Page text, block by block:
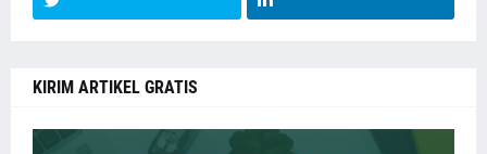
KIRIM ARTIKEL GRATIS